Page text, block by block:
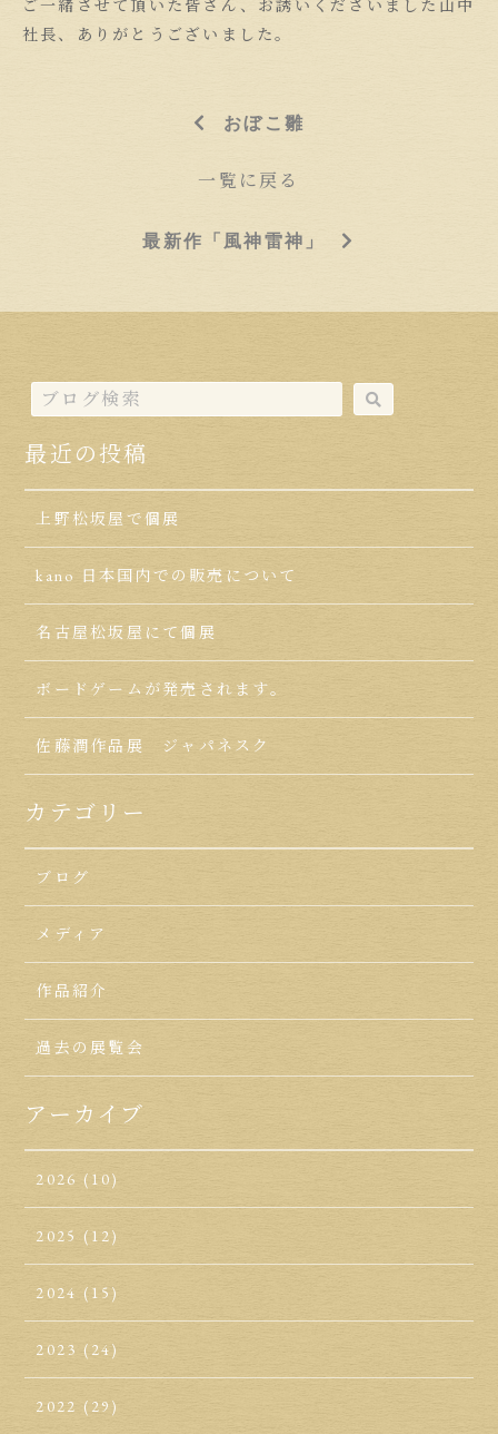
ご一緒させて頂いた皆さん、お誘いくださいました山中
社長、ありがとうございました。
おぼこ雛
一覧に戻る
最新作「風神雷神」
最近の投稿
上野松坂屋で個展
kano 日本国内での販売について
名古屋松坂屋にて個展
ボードゲームが発売されます。
佐藤潤作品展 ジャパネスク
カテゴリー
ブログ
メディア
作品紹介
過去の展覧会
アーカイブ
2026 (10)
2025 (12)
2024 (15)
2023 (24)
2022 (29)